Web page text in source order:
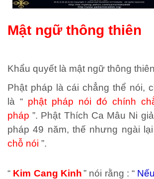
Mật ngữ thông thiên
Khẩu quyết là mật ngữ thông
Phật pháp là cái chẳng thể nói,
là “ phật pháp nói đó chính
pháp ”. Phật Thích Ca Mâu Ni
pháp 49 năm, thế nhưng ngài lại
chỗ nói ”.
“ Kim Cang Kinh” nói rằng : “